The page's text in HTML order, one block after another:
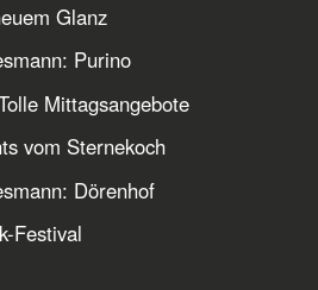
Glanz
Purino
Mittagsangebote
vom Sternekoch
Dörenhof
Festival